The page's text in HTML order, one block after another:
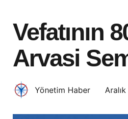
Vefatının
Arvasi
Yönetim Haber